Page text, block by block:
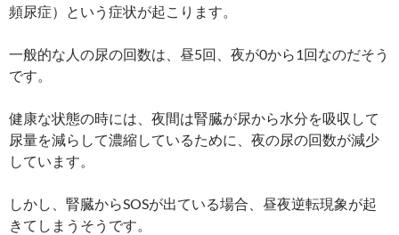
頻尿症）という症状が起こります。
一般的な人の尿の回数は、昼5回、夜が0から1回なのだそう
です。
健康な状態の時には、夜間は腎臓が尿から水分を吸収して
尿量を減らして濃縮しているために、夜の尿の回数が減少
しています。
しかし、腎臓からSOSが出ている場合、昼夜逆転現象が起
きてしまうそうです。